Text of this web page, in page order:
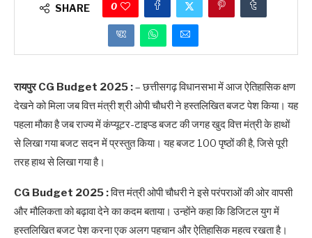
SHARE 0
रायपुर CG Budget 2025 :– छत्तीसगढ़ विधानसभा में आज ऐतिहासिक क्षण
देखने को मिला जब वित्त मंत्री श्री ओपी चौधरी ने हस्तलिखित बजट पेश किया। यह
पहला मौका है जब राज्य में कंप्यूटर-टाइप्ड बजट की जगह खुद वित्त मंत्री के हाथों
से लिखा गया बजट सदन में प्रस्तुत किया। यह बजट 100 पृष्ठों की है, जिसे पूरी
तरह हाथ से लिखा गया है।
CG Budget 2025 :वित्त मंत्री ओपी चौधरी ने इसे परंपराओं की ओर वापसी
और मौलिकता को बढ़ावा देने का कदम बताया। उन्होंने कहा कि डिजिटल युग में
हस्तलिखित बजट पेश करना एक अलग पहचान और ऐतिहासिक महत्व रखता है।